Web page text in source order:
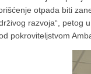
otpada biti
razvoja“, petog
pokroviteljstvom